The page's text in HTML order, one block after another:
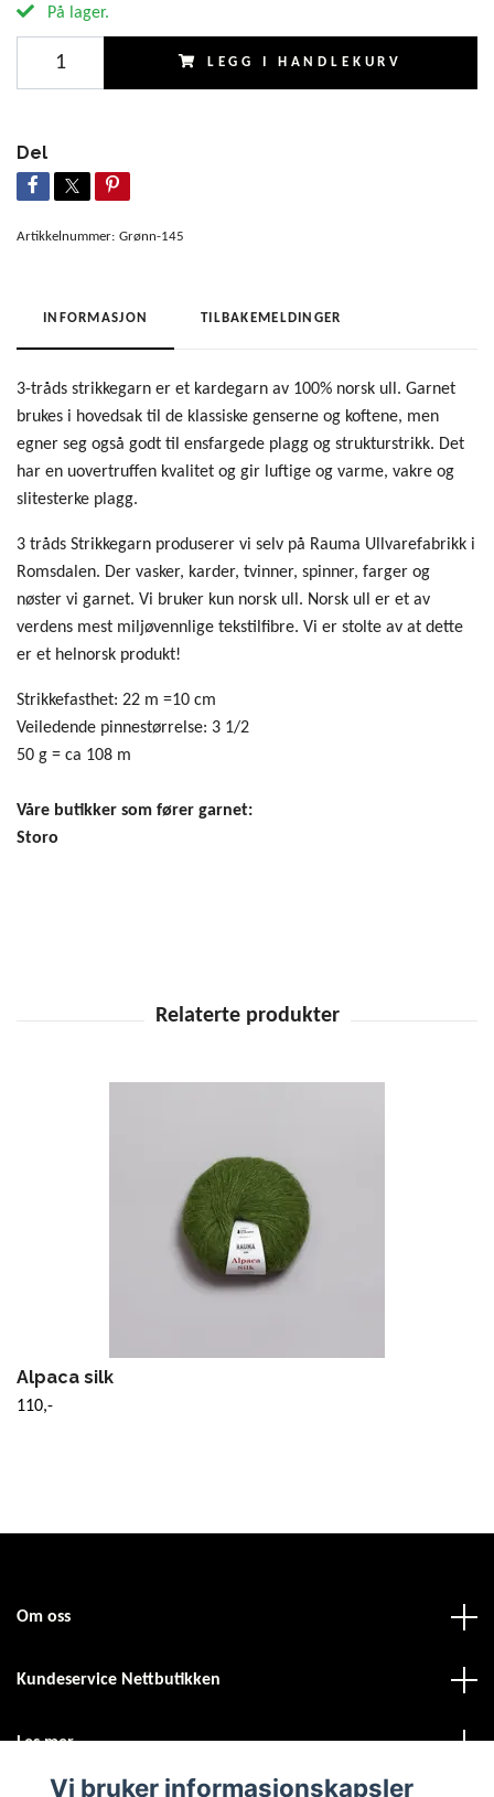
På lager.
LEGG I HANDLEKURV
Del
Artikkelnummer: Grønn-145
INFORMASJON TILBAKEMELDINGER
3-tråds strikkegarn er et kardegarn av 100% norsk ull. Garnet
brukes i hovedsak til de klassiske genserne og koftene, men
egner seg også godt til ensfargede plagg og strukturstrikk. Det
har en uovertruffen kvalitet og gir luftige og varme, vakre og
slitesterke plagg.
3 tråds Strikkegarn produserer vi selv på Rauma Ullvarefabrikk i
Romsdalen. Der vasker, karder, tvinner, spinner, farger og
nøster vi garnet. Vi bruker kun norsk ull. Norsk ull er et av
verdens mest miljøvennlige tekstilfibre. Vi er stolte av at dette
er et helnorsk produkt!
Strikkefasthet: 22 m =10 cm
Veiledende pinnestørrelse: 3 1/2
50 g = ca 108 m
Våre butikker som fører garnet:
Storo
Alpaca silk
110,-
Om oss
Kundeservice Nettbutikken
Les mer
Vi bruker informasjonskapsler